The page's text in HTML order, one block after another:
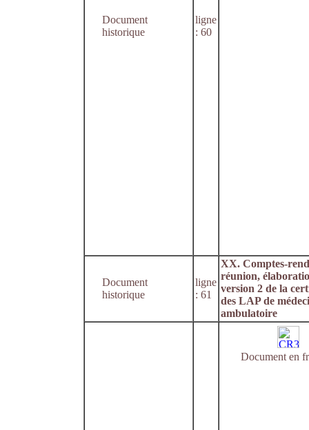
Document
historique
ligne
: 60
Document
historique
ligne
: 61
XX. Comptes-
réunion,
version 2 de la
des LAP de
ambulatoire
Document en